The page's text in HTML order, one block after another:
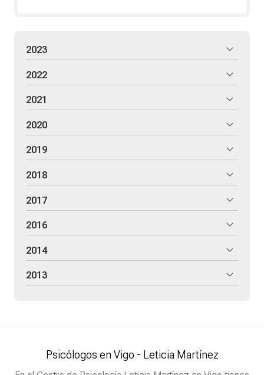
2023
2022
2021
2020
2019
2018
2017
2016
2014
2013
Psicólogos en Vigo - Leticia Martínez